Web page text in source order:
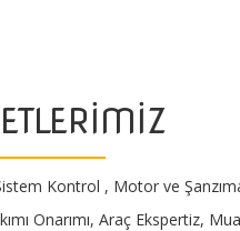
Kontrol , Motor ve
Onarımı, Araç Ekspertiz,